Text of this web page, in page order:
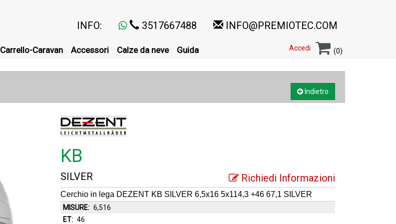
INFO: 3517667488 INFO@PREMIOTEC.COM
Carrello-Caravan Accessori Calze da neve Guida Accedi (0)
Indietro
KB
SILVER Richiedi Informazioni
Cerchio in lega DEZENT KB SILVER 6,5x16 5x114,3 +46 67,1 SILVER
MISURE: 6,516
ET: 46